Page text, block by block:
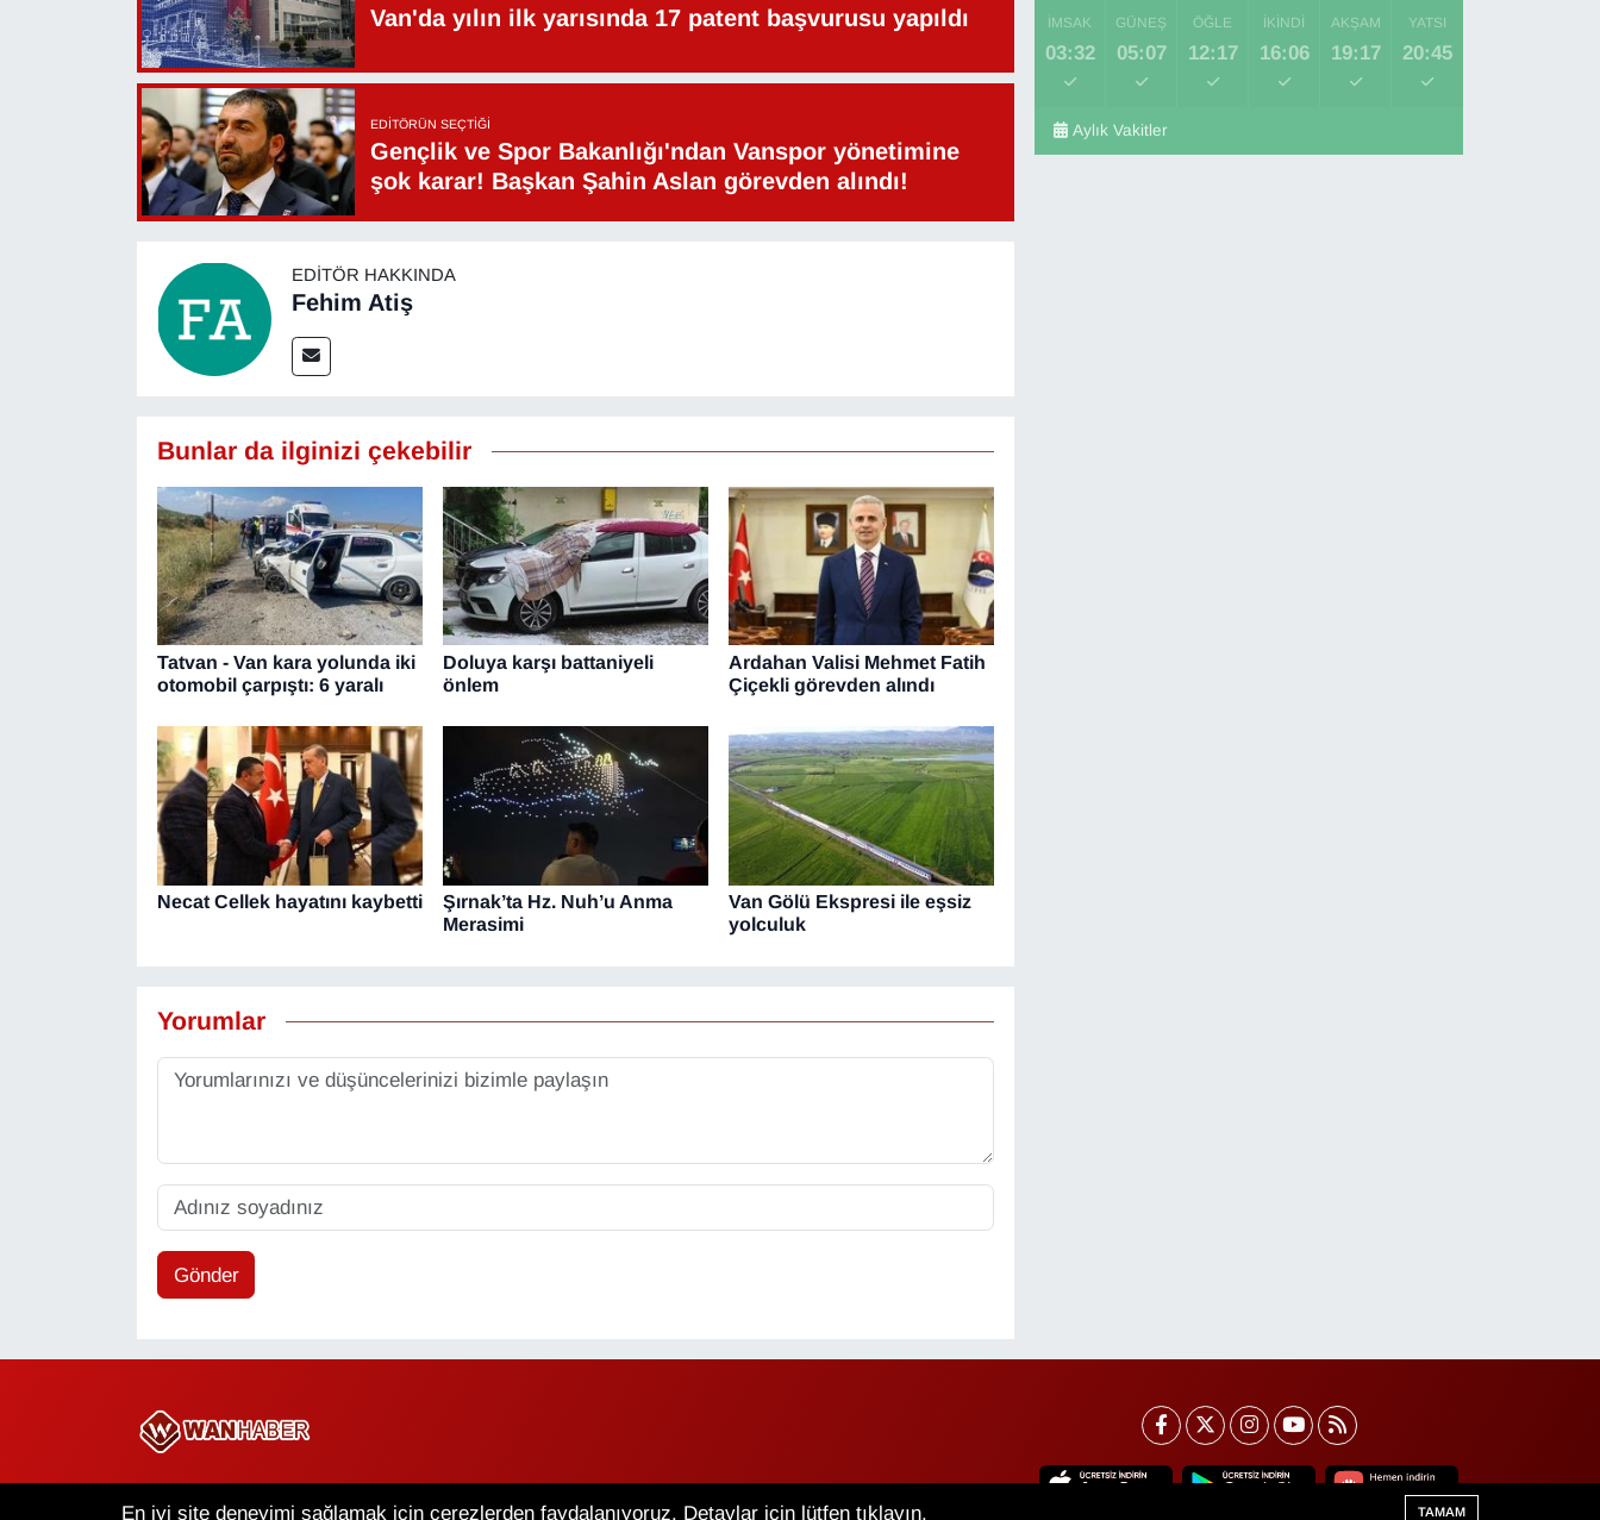
Van'da yılın ilk yarısında 17 patent başvurusu yapıldı
EDITÖRÜN SEÇTIĞI
Gençlik ve Spor Bakanlığı'ndan Vanspor yönetimine
şok karar! Başkan Şahin Aslan görevden alındı!
EDITÖR HAKKINDA
Fehim Atiş
Bunlar da ilginizi çekebilir
Tatvan - Van kara yolunda iki
otomobil çarpıştı: 6 yaralı
Doluya karşı battaniyeli
önlem
Ardahan Valisi Mehmet Fatih
Çiçekli görevden alındı
Necat Cellek hayatını kaybetti
Şırnak’ta Hz. Nuh’u Anma
Merasimi
Van Gölü Ekspresi ile eşsiz
yolculuk
Yorumlar
Gönder
İMSAK
03:32
GÜNEŞ
05:07
ÖĞLE
12:17
İKINDI
16:06
AKŞAM
19:17
YATSI
20:45
Aylık Vakitler
En iyi site deneyimi sağlamak için çerezlerden faydalanıyoruz. Detaylar için lütfen tıklayın. TAMAM